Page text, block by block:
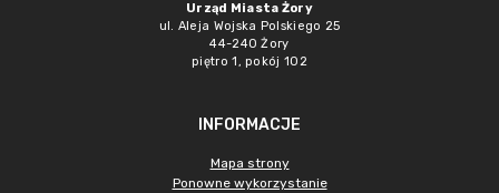
Urząd Miasta Żory
ul. Aleja Wojska Polskiego 25
44-240 Żory
piętro 1, pokój 102
INFORMACJE
Mapa strony
Ponowne wykorzystanie